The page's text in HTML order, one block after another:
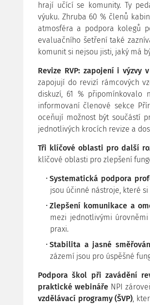
hrají učící se komunity. Ty
výuku. Zhruba 60 % členů
atmosféra a podpora kolegů
evaluačního šetření také
komunit si nejsou jisti, jaký má
Revize RVP: zapojení i výzvy
zapojují do revizí rámcových
diskuzí, 61 %
informovaní členové sekce
oceňují možnost být součástí
jednotlivých krocích revize a
Tři klíčové oblasti pro další
klíčové oblasti pro zlepšení
Systematická podpora
jsou účinné nástroje, které
Zlepšení komunikace a
mezi jednotlivými
praxi.
Stabilita a jasné
zázemí jsou pro úspěšné
Podpora škol při zavádění
praktické webináře NPI
vzdělávací programy (ŠVP),